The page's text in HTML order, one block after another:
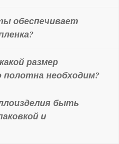
обеспечивает
размер
полотна необходим?
быть
и